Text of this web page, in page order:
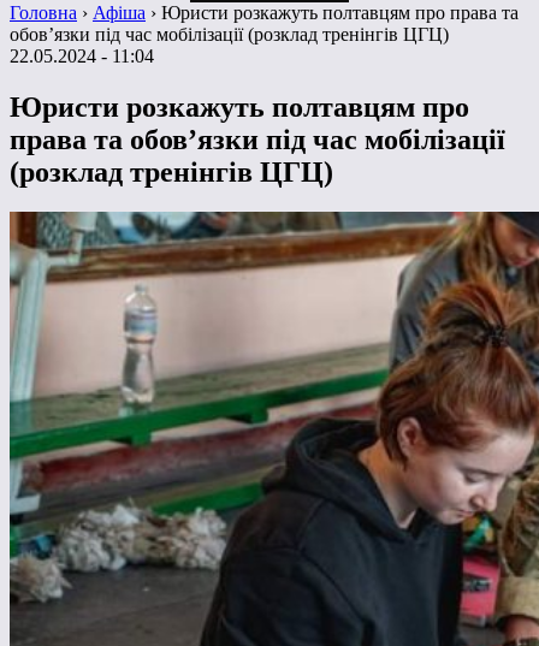
Головна › Афіша › Юристи розкажуть полтавцям про права та
обов’язки під час мобілізації (розклад тренінгів ЦГЦ)
22.05.2024 - 11:04
Юристи розкажуть полтавцям про
права та обов’язки під час мобілізації
(розклад тренінгів ЦГЦ)